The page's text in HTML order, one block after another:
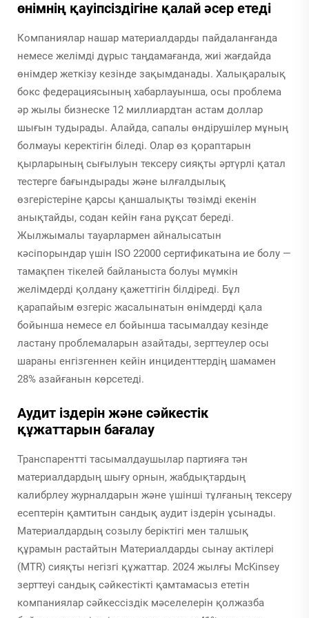
өнімнің қауіпсіздігіне қалай әсер етеді
Компаниялар нашар материалдарды пайдаланғанда
немесе желімді дұрыс таңдамағанда, жиі жағдайда
өнімдер жеткізу кезінде зақымданады. Халықаралық
бокс федерациясының хабарлауынша, осы проблема
әр жылы бизнеске 12 миллиардтан астам доллар
шығын тудырады. Алайда, сапалы өндірушілер мұның
болмауы керектігін біледі. Олар өз қораптарын
қырларының сығылуын тексеру сияқты әртүрлі қатал
тестерге бағындырады және ылғалдылық
өзгерістеріне қарсы қаншалықты төзімді екенін
анықтайды, содан кейін ғана рұқсат береді.
Жылжымалы тауарлармен айналысатын
кәсіпорындар үшін ISO 22000 сертификатына ие болу —
тамақпен тікелей байланыста болуы мүмкін
желімдерді қолдану қажеттігін білдіреді. Бұл
қарапайым өзгеріс жасалынатын өнімдерді қала
бойынша немесе ел бойынша тасымалдау кезінде
ластану проблемаларын азайтады, зерттеулер осы
шараны енгізгеннен кейін инциденттердің шамамен
28% азайғанын көрсетеді.
Аудит іздерін және сәйкестік
құжаттарын бағалау
Транспарентті тасымалдаушылар партияға тән
материалдардың шығу орнын, жабдықтардың
калибрлеу журналдарын және үшінші тұлғаның тексеру
есептерін қамтитын сандық аудит іздерін ұсынады.
Материалдардың созылу беріктігі мен талшық
құрамын растайтын Материалдарды сынау актілері
(MTR) сияқты негізгі құжаттар. 2024 жылғы McKinsey
зерттеуі сандық сәйкестікті қамтамасыз ететін
компаниялар сәйкессіздік мәселелерін қолжазба